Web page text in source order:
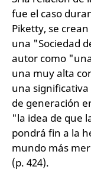
fue el caso
Piketty, se
una "Sociedad
autor como
una muy alta
una
de generación
"la idea de que
pondrá fin a la
mundo más
(p. 424).